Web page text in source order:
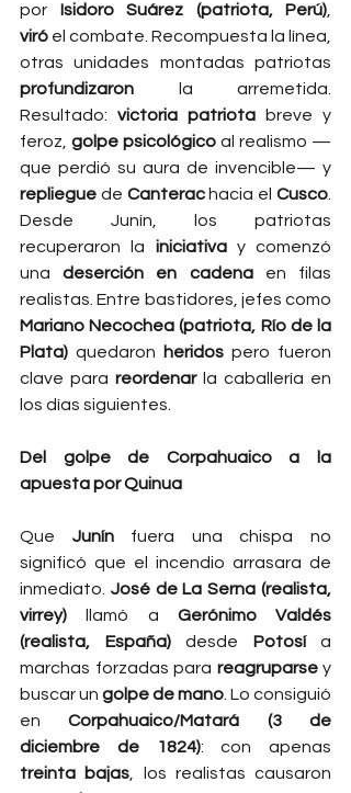
por Isidoro Suárez (patriota, Perú)
viró el combate. Recompuesta la línea,
profundizaron la arremetida.
Resultado: victoria patriota breve y
feroz, golpe psicológico al realismo —
repliegue de Canterac hacia el Cusco
Desde Junín, los patriotas
recuperaron la iniciativa y comenzó
una deserción en cadena en filas
Mariano Necochea (patriota, Río de la
Plata) quedaron heridos pero fueron
clave para reordenar la caballería en
los días siguientes.
Del golpe de Corpahuaico a la
apuesta por Quinua
Que Junín fuera una chispa no
significó que el incendio arrasara de
inmediato. José de La Serna (realista,
virrey) llamó a Gerónimo Valdés
(realista, España) desde Potosí a
marchas forzadas para reagruparse y
buscar un golpe de mano . Lo consiguió
en Corpahuaico/Matará (3 de
diciembre de 1824)
treinta bajas